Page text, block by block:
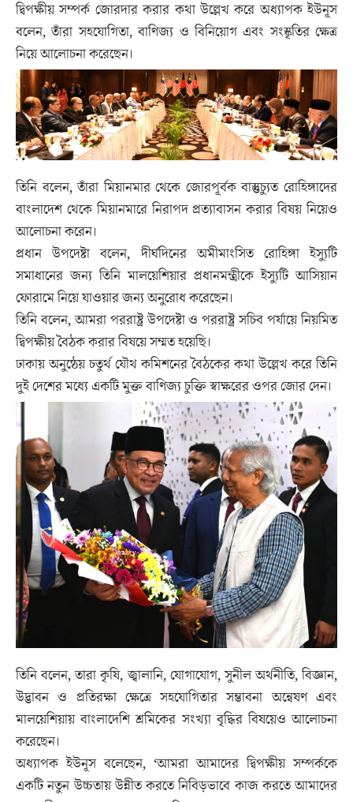
দ্বিপক্ষীয় সম্পর্ক জোরদার করার কথা উল্লেখ করে অধ্যাপক ইউনূস
বলেন, তাঁরা সহযোগিতা, বাণিজ্য ও বিনিয়োগ এবং সংস্কৃতির ক্ষেত্র
নিয়ে আলোচনা করেছেন।
তিনি বলেন, তাঁরা মিয়ানমার থেকে জোরপূর্বক বাস্তুচ্যুত রোহিঙ্গাদের
বাংলাদেশ থেকে মিয়ানমারে নিরাপদ প্রত্যাবাসন করার বিষয় নিয়েও
আলোচনা করেন।
প্রধান উপদেষ্টা বলেন, দীর্ঘদিনের অমীমাংসিত রোহিঙ্গা ইস্যুটি
সমাধানের জন্য তিনি মালয়েশিয়ার প্রধানমন্ত্রীকে ইস্যুটি আসিয়ান
ফোরামে নিয়ে যাওয়ার জন্য অনুরোধ করেছেন।
তিনি বলেন, আমরা পররাষ্ট্র উপদেষ্টা ও পররাষ্ট্র সচিব পর্যায়ে নিয়মিত
দ্বিপক্ষীয় বৈঠক করার বিষয়ে সম্মত হয়েছি।
ঢাকায় অনুষ্ঠেয় চতুর্থ যৌথ কমিশনের বৈঠকের কথা উল্লেখ করে তিনি
দুই দেশের মধ্যে একটি মুক্ত বাণিজ্য চুক্তি স্বাক্ষরের ওপর জোর দেন।
তিনি বলেন, তারা কৃষি, জ্বালানি, যোগাযোগ, সুনীল অর্থনীতি, বিজ্ঞান,
উদ্ভাবন ও প্রতিরক্ষা ক্ষেত্রে সহযোগিতার সম্ভাবনা অন্বেষণ এবং
মালয়েশিয়ায় বাংলাদেশি শ্রমিকের সংখ্যা বৃদ্ধির বিষয়েও আলোচনা
করেছেন।
অধ্যাপক ইউনূস বলেছেন, ‘আমরা আমাদের দ্বিপক্ষীয় সম্পর্ককে
একটি নতুন উচ্চতায় উন্নীত করতে নিবিড়ভাবে কাজ করতে আমাদের